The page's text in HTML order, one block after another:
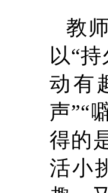
教
以“持
动有
声”“
得的
活小